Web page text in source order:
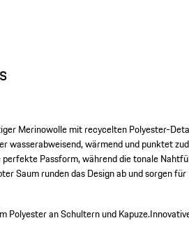
Merinowolle mit recycelten Polyester-
wasserabweisend, wärmend und punktet
Passform, während die tonale
Saum runden das Design ab und sorgen für
Polyester an Schultern und Kapuze.